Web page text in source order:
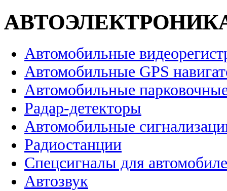
Автомобильные
Автомобильные GPS
Автомобильные
Радар-детекторы
Автомобильные
Радиостанции
Спецсигналы для
Автозвук